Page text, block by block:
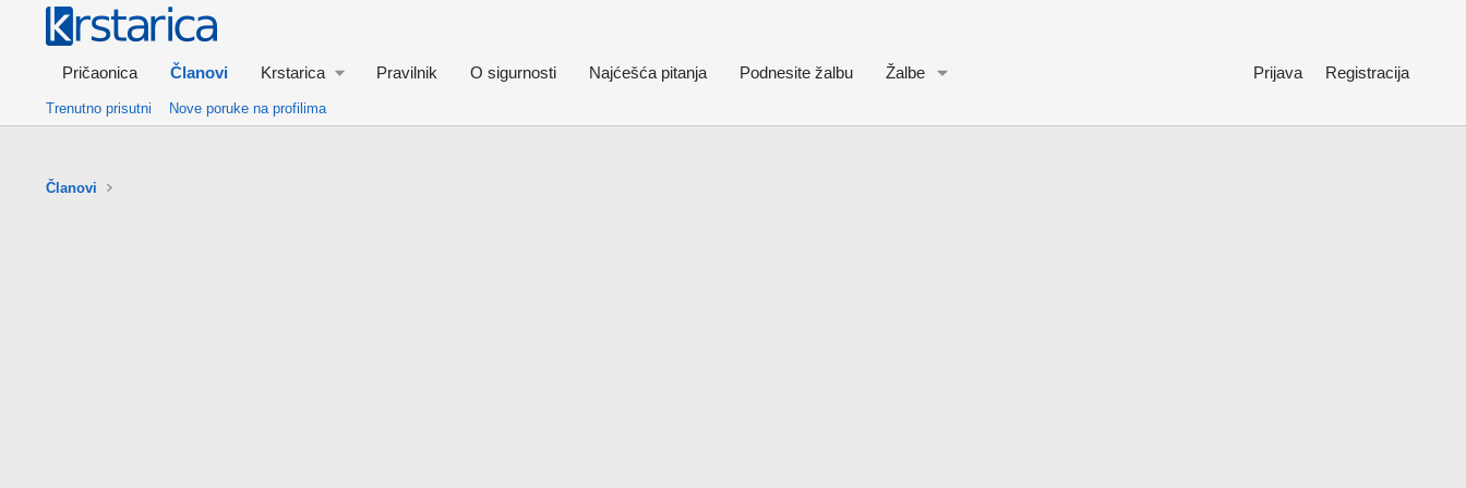
Pričaonica Članovi Krstarica Pravilnik O sigurnosti Najćešća pitanja Podnesite žalbu Žalbe Prijava Registracija
Trenutno prisutni Nove poruke na profilima
Članovi